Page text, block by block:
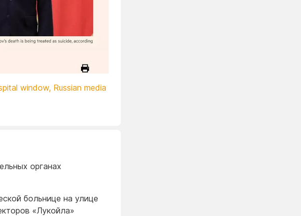
window, Russian media
органах
больнице на улице
«Лукойла»